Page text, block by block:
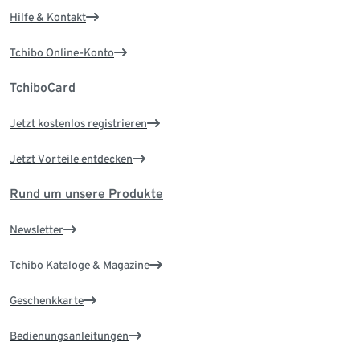
Hilfe & Kontakt
Tchibo Online-Konto
TchiboCard
Jetzt kostenlos registrieren
Jetzt Vorteile entdecken
Rund um unsere Produkte
Newsletter
Tchibo Kataloge & Magazine
Geschenkkarte
Bedienungsanleitungen